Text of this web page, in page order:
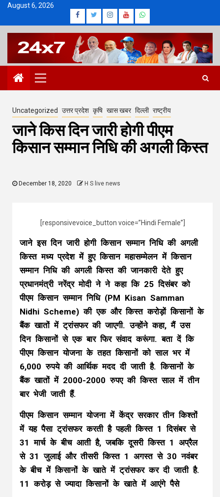
Skip
content
August 6, 2026
Facebook
Twitter
Instagram
Youtube
Whatsapp
Primary
Menu
Uncategorized उत्तर प्रदेश कृषि खास खबर दिल्ली राष्ट्रीय
जाने किस दिन जारी होगी पीएम
किसान सम्मान निधि की अगली किस्त
December 18, 2020 H S live news
[responsivevoice_button voice=”Hindi Female”]
जाने इस दिन जारी होगी किसान सम्मान निधि की अगली
किस्त मध्य प्रदेश में हुए किसान महासम्मेलन में किसान
सम्मान निधि की अगली किस्त की जानकारी देते हुए
प्रधानमंत्री नरेंद्र मोदी ने ने कहा कि 25 दिसंबर को
पीएम किसान सम्मान निधि (PM Kisan Samman
Nidhi Scheme) की एक और किस्त करोड़ों किसानों के
बैंक खातों में ट्रांसफर की जाएगी. उन्होंने कहा, मैं उस
दिन किसानों से एक बार फिर संवाद करूंगा. बता दें कि
पीएम किसान योजना के तहत किसानों को साल भर में
6,000 रुपये की आर्थिक मदद दी जाती है. किसानों के
बैंक खातों में 2000-2000 रुपए की किस्त साल में तीन
बार भेजी जाती हैं.
पीएम किसान सम्मान योजना में केंद्र सरकार तीन किश्तों
में यह पैसा ट्रांसफर करती है पहली किस्त 1 दिसंबर से
31 मार्च के बीच आती है, जबकि दूसरी किस्त 1 अप्रैल
से 31 जुलाई और तीसरी किस्त 1 अगस्त से 30 नवंबर
के बीच में किसानों के खाते में ट्रांसफर कर दी जाती है.
11 करोड़ से ज्यादा किसानों के खाते में आएंगे पैसे